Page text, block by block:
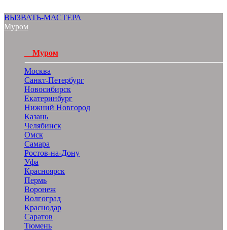
ВЫЗВАТЬ-МАСТЕРА
Муром
Муром
Москва
Санкт-Петербург
Новосибирск
Екатеринбург
Нижний Новгород
Казань
Челябинск
Омск
Самара
Ростов-на-Дону
Уфа
Красноярск
Пермь
Воронеж
Волгоград
Краснодар
Саратов
Тюмень